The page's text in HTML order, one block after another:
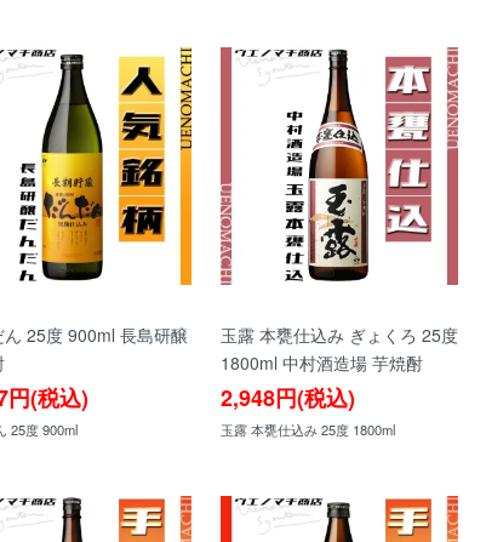
ん 25度 900ml 長島研醸
円(税込)
25度 900ml
玉露 本甕仕込み ぎょくろ 25度
1800ml 中村酒造場 芋焼酎
2,948円(税込)
玉露 本甕仕込み 25度 1800ml